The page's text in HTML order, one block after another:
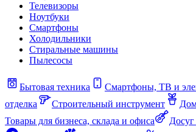
Телевизоры
Ноутбуки
Смартфоны
Холодильники
Стиральные машины
Пылесосы
Бытовая техника Смартфоны, ТВ и
отделка
Строительный инструмент
Товары для бизнеса, склада и офиса